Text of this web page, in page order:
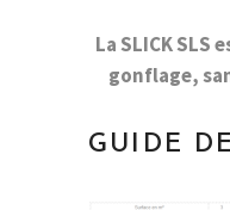
La SLICK SLS
gonflage,
GUIDE